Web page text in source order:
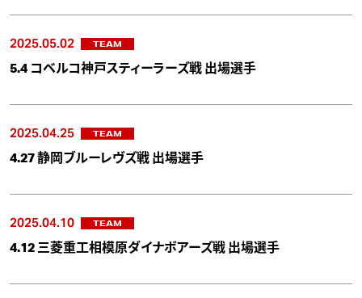
2025.05.02 TEAM
5.4 コベルコ神戸スティーラーズ戦 出場選手
2025.04.25 TEAM
4.27 静岡ブルーレヴズ戦 出場選手
2025.04.10 TEAM
4.12 三菱重工相模原ダイナボアーズ戦 出場選手